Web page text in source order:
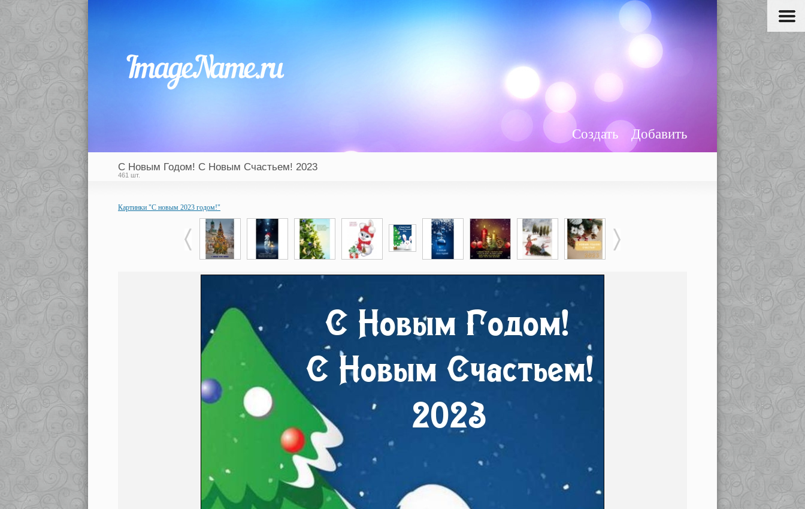
Добавить
Создать
С Новым Годом! С Новым Счастьем! 2023
461 шт.
Картинки "С новым 2023 годом!"